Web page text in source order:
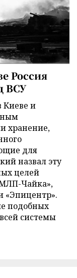
Россия
ВСУ
Киеве и
хранение,
для
назвал эту
целей
Чайка»,
«Эпицентр».
подобных
системы